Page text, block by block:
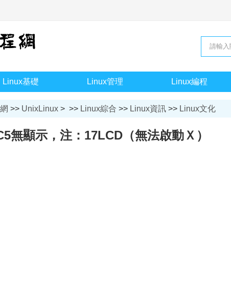
Linux基礎 Linux管理 Linux編程
>> UnixLinux > >> Linux綜合 >> Linux資訊 >> Linux文化
無顯示，注：17LCD（無法啟動Ｘ）